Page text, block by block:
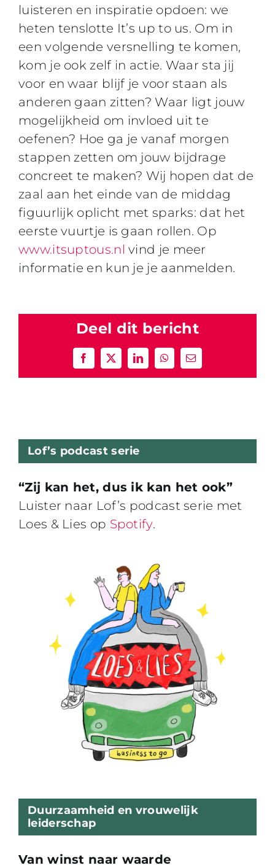
luisteren en inspiratie opdoen: we
heten tenslotte It’s up to us. Om in
een volgende versnelling te komen,
kom je ook zelf in actie. Waar sta jij
voor en waar blijf je voor staan als
anderen gaan zitten? Waar ligt jouw
mogelijkheid om invloed uit te
oefenen? Hoe ga je vanaf morgen
stappen zetten om jouw bijdrage
concreet te maken? Wij hopen dat de
zaal aan het einde van de middag
figuurlijk oplicht met sparks: dat het
eerste vuurtje is gaan rollen. Op
www.itsuptous.nl vind je meer
informatie en kun je je aanmelden.
Deel dit bericht
Facebook
X LinkedInWhatsApp
E-
mail
Lof’s podcast serie
“Zij kan het, dus ik kan het ook”
Luister naar Lof’s podcast serie met
Loes & Lies op Spotify.
Duurzaamheid en vrouwelijk
leiderschap
Van winst naar waarde